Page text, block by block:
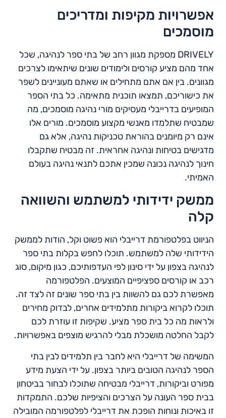
אפשרויות מקיפות ומדריכים
מוסמכים
DRIVELY מספקת מגוון רחב של בתי ספר לנהיגה, שכל
אחד מהם מציע קורסים ולימודים שונים שיתאימו לצרכים
מגוונים. בין אם אתם מתחילים או שאתם מעוניינים לשפר
את כישוריכם, תמצאו תוכנית מתאימה. כל בתי הספר
המופיעים בדרייבלי מעסיקים מורי נהיגה מוסמכים, מה
שמבטיח שתלמדו מאנשי מקצוע מוסמכים. מורים אלו
אינם רק מיומנים בהוראת טכניקות נהיגה, אלא גם
מדגישים בטיחות ונהיגה אחראית. זה מבטיח שתקבלו
חינוך לנהיגה נכונה שמכין אתכם לתנאי נהיגה בעולם
האמיתי.
ממשק ידידותי למשתמש והשוואה
קלה
הניווט בפלטפורמת דרייבלי הוא פשוט וקל, הודות לממשק
הידידותי שלה למשתמש. תוכלו לחפש בקלות בתי ספר
לנהיגה בצפון על ידי סינון לפי העדפותיכם, כגון מיקום, סוג
רכב או קורסים ספציפיים המוצעים. הפלטפורמה
מאפשרת לכם גם להשוות בין בתי ספר שונים זה לצד זה.
תוכלו לקרוא ביקורות מתלמידים אחרים, לבדוק מחירים
ולראות מה כל בית ספר מציע. שקיפות זו עוזרת לכם
לקבל החלטה מושכלת מבלי להרגיש מוצפים באפשרויות.
המשימה של דרייבלי היא לחבר בין תלמידים לבין בתי
הספר לנהיגה הטובים ביותר בצפון. על ידי הצעת מידע
מפורט וביקורות, דרייבלי מבטיחה שתוכלו לבחור בביטחון
בבית ספר העונה על הצרכים והציפיות שלכם. התמקדות
זו באיכות ונוחות הופכת את דרייבלי לפלטפורמה המובילה